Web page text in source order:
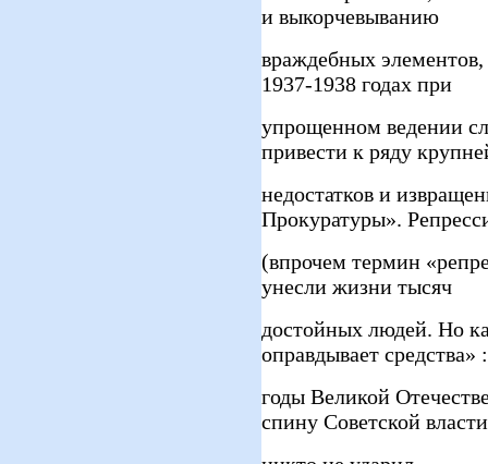
и выкорчевыванию
враждебных
1937-1938 годах при
упрощенном ведении
привести к ряду
недостатков и
Прокуратуры».
(впрочем термин
унесли жизни тысяч
достойных людей. Но
оправдывает средства»
годы Великой
спину Советской власти